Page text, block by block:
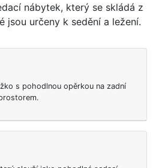
nábytek, který se skládá z
jsou určeny k sedění a ležení.
s pohodlnou opěrkou na zadní